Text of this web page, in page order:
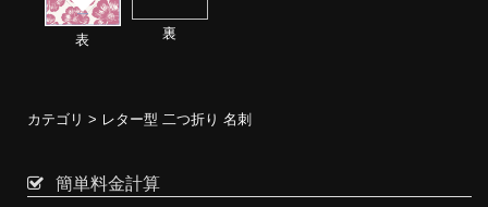
表 裏
カテゴリ > レター型 二つ折り 名刺
簡単料金計算